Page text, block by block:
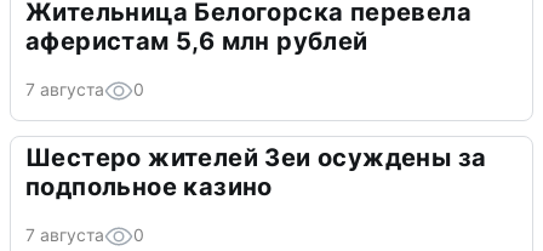
Жительница Белогорска перевела
аферистам 5,6 млн рублей
7 августа 0
Шестеро жителей Зеи осуждены за
подпольное казино
7 августа 0